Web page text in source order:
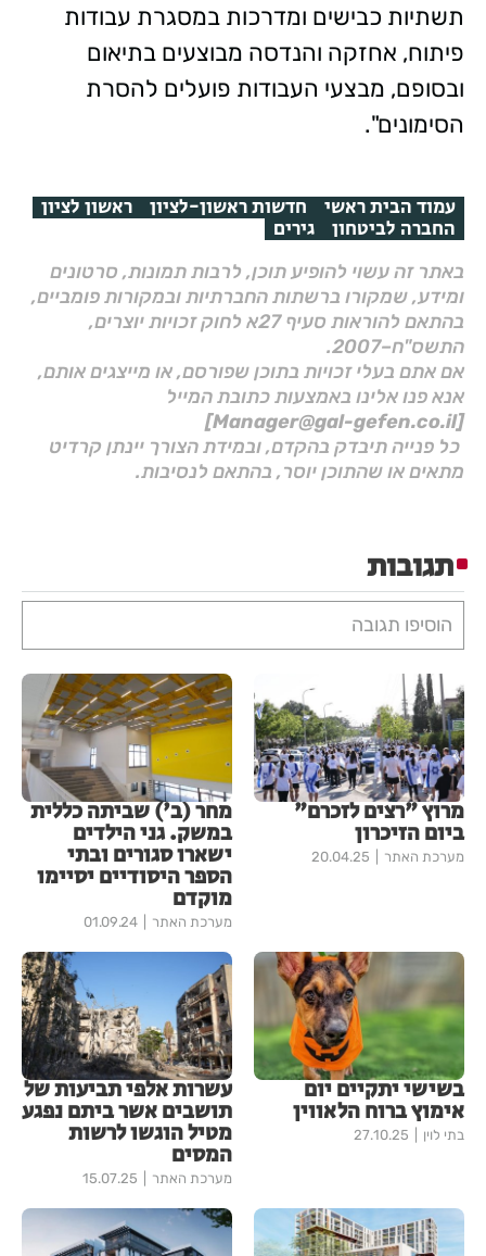
תשתיות כבישים ומדרכות במסגרת עבודות
פיתוח, אחזקה והנדסה מבוצעים בתיאום
ובסופם, מבצעי העבודות פועלים להסרת
הסימונים".
עמוד הבית ראשי חדשות ראשון-לציון ראשון לציון
החברה לביטחון גירים
באתר זה עשוי להופיע תוכן, לרבות תמונות, סרטונים
ומידע, שמקורו ברשתות החברתיות ובמקורות פומביים,
בהתאם להוראות סעיף 27א לחוק זכויות יוצרים,
התשס"ח–2007.
אם אתם בעלי זכויות בתוכן שפורסם, או מייצגים אותם,
אנא פנו אלינו באמצעות כתובת המייל
[Manager@gal-gefen.co.il]
כל פנייה תיבדק בהקדם, ובמידת הצורך יינתן קרדיט
מתאים או שהתוכן יוסר, בהתאם לנסיבות.
תגובות
הוסיפו תגובה
מרוץ "רצים לזכרם"
ביום הזיכרון
מערכת האתר 20.04.25
מחר (ב') שביתה כללית
במשק. גני הילדים
ישארו סגורים ובתי
הספר היסודיים יסיימו
מוקדם
מערכת האתר 01.09.24
בשישי יתקיים יום
אימוץ ברוח הלאווין
בתי לוין 27.10.25
עשרות אלפי תביעות של
תושבים אשר ביתם נפגע
מטיל הוגשו לרשות
המסים
מערכת האתר 15.07.25